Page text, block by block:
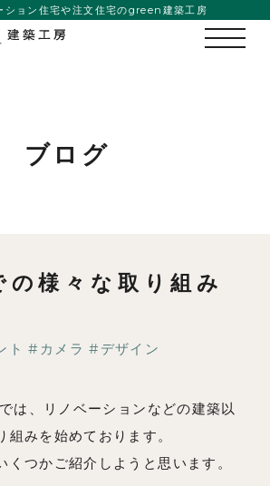
私たちの想い
事例紹介
ション住宅や注文住宅のgreen建築工房
ブログ
様々な取り組み
ト カメラ デザイン
は、リノベーションなどの建築以
組みを始めております。
くつかご紹介しようと思います。